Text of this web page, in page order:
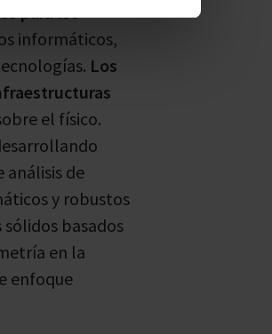
para los
informáticos,
Los
el físico.
análisis de
y robustos
sólidos basados
en la
enfoque